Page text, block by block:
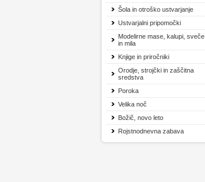
Šola in otroško ustvarjanje
Ustvarjalni pripomočki
Modelirne mase, kalupi, sveče
in mila
Knjige in priročniki
Orodje, strojčki in zaščitna
sredstva
Poroka
Velika noč
Božič, novo leto
Rojstnodnevna zabava